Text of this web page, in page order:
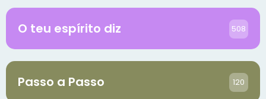
O teu espírito diz 508
Passo a Passo 120